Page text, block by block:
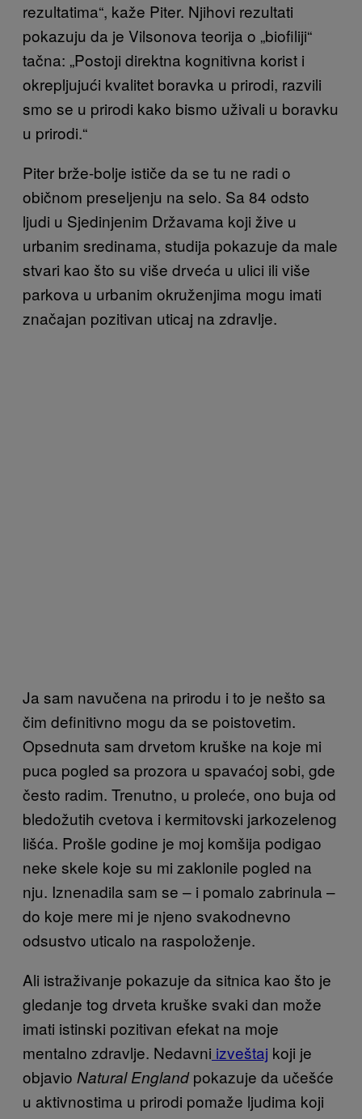
rezultatima“, kaže Piter. Njihovi rezultati
pokazuju da je Vilsonova teorija o „biofiliji“
tačna: „Postoji direktna kognitivna korist i
okrepljujući kvalitet boravka u prirodi, razvili
smo se u prirodi kako bismo uživali u boravku
u prirodi.“
Piter brže-bolje ističe da se tu ne radi o
običnom preseljenju na selo. Sa 84 odsto
ljudi u Sjedinjenim Državama koji žive u
urbanim sredinama, studija pokazuje da male
stvari kao što su više drveća u ulici ili više
parkova u urbanim okruženjima mogu imati
značajan pozitivan uticaj na zdravlje.
Ja sam navučena na prirodu i to je nešto sa
čim definitivno mogu da se poistovetim.
Opsednuta sam drvetom kruške na koje mi
puca pogled sa prozora u spavaćoj sobi, gde
često radim. Trenutno, u proleće, ono buja od
bledožutih cvetova i kermitovski jarkozelenog
lišća. Prošle godine je moj komšija podigao
neke skele koje su mi zaklonile pogled na
nju. Iznenadila sam se – i pomalo zabrinula –
do koje mere mi je njeno svakodnevno
odsustvo uticalo na raspoloženje.
Ali istraživanje pokazuje da sitnica kao što je
gledanje tog drveta kruške svaki dan može
imati istinski pozitivan efekat na moje
mentalno zdravlje. Nedavni izveštaj koji je
objavio Natural Englandpokazuje da učešće
u aktivnostima u prirodi pomaže ljudima koji